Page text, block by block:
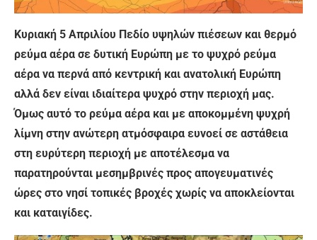
Κυριακή 5 Απριλίου Πεδίο υψηλών πιέσεων και θερμό
ρεύμα αέρα σε δυτική Ευρώπη με το ψυχρό ρεύμα
αέρα να περνά από κεντρική και ανατολική Ευρώπη
αλλά δεν είναι ιδιαίτερα ψυχρό στην περιοχή μας.
Όμως αυτό το ρεύμα αέρα και με αποκομμένη ψυχρή
λίμνη στην ανώτερη ατμόσφαιρα ευνοεί σε αστάθεια
στη ευρύτερη περιοχή με αποτέλεσμα να
παρατηρούνται μεσημβρινές προς απογευματινές
ώρες στο νησί τοπικές βροχές χωρίς να αποκλείονται
και καταιγίδες.